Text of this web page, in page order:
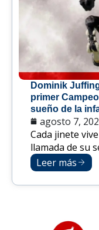
Dominik
primer
sueño de la
agosto 7,
Cada jinete
llamada de su
Leer más